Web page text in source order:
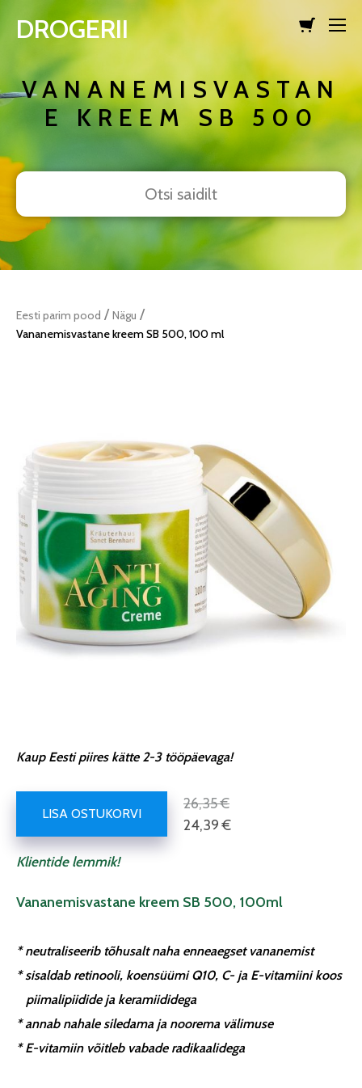
lisati ostukorvi.
DROGERII
VANANEMISVASTAN
E KREEM SB 500
Eesti parim pood / Nägu /
Vananemisvastane kreem SB 500, 100 ml
Kaup Eesti piires kätte 2-3 tööpäevaga!
LISA OSTUKORVI
26,35 €
24,39 €
Klientide lemmik!
Vananemisvastane kreem SB 500, 100ml
* neutraliseerib tõhusalt naha enneaegset vananemist
* sisaldab retinooli, koensüümi Q10, C- ja E-vitamiini koos
piimalipiidide ja keramiididega
* annab nahale siledama ja noorema välimuse
* E-vitamiin võitleb vabade radikaalidega